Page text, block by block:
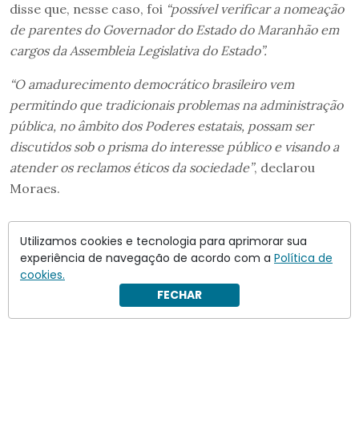
disse que, nesse caso, foi “possível verificar a nomeação
de parentes do Governador do Estado do Maranhão em
cargos da Assembleia Legislativa do Estado”.
“O amadurecimento democrático brasileiro vem
permitindo que tradicionais problemas na administração
pública, no âmbito dos Poderes estatais, possam ser
discutidos sob o prisma do interesse público e visando a
atender os reclamos éticos da sociedade”, declarou
Moraes.
Utilizamos cookies e tecnologia para aprimorar sua
experiência de navegação de acordo com a Política de
cookies.
FECHAR